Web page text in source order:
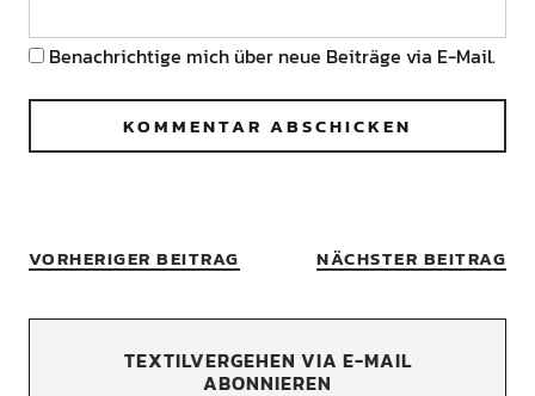
Benachrichtige mich über neue Beiträge via E-Mail.
VORHERIGER BEITRAG NÄCHSTER BEITRAG
TEXTILVERGEHEN VIA E-MAIL
ABONNIEREN